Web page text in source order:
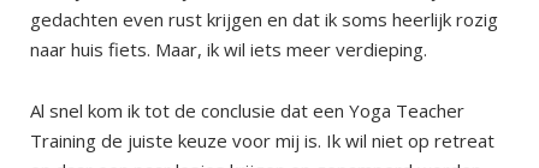
gedachten even rust krijgen en dat ik soms heerlijk rozig
naar huis fiets. Maar, ik wil iets meer verdieping.
Al snel kom ik tot de conclusie dat een Yoga Teacher
Training de juiste keuze voor mij is. Ik wil niet op retreat